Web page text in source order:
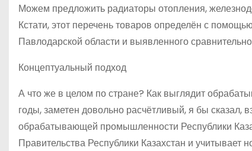
Можем предложить радиаторы отопления,
Кстати, этот перечень товаров определён с
Павлодарской области и выявленного
Концептуальный подход
А что же в целом по стране? Как выглядит
годы, заметен довольно расчётливый, я бы
обрабатывающей промышленности Республики
Правительства Республики Казахстан и